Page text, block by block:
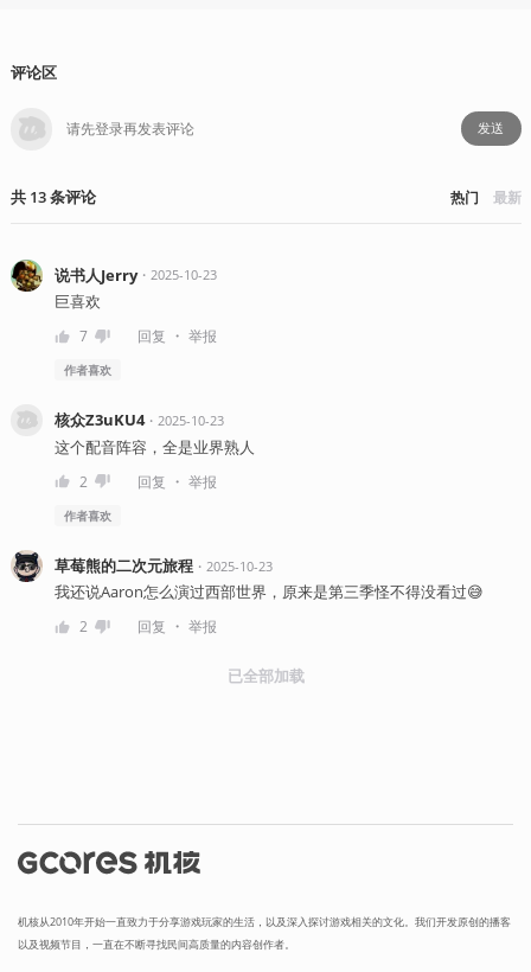
评论区
发送
共 13条评论 热门 最新
说书人Jerry・ 2025-10-23
巨喜欢
7 回复 ・ 举报
作者喜欢
核众Z3uKU4・ 2025-10-23
这个配音阵容，全是业界熟人
2 回复 ・ 举报
作者喜欢
草莓熊的二次元旅程・ 2025-10-23
我还说Aaron怎么演过西部世界，原来是第三季怪不得没看过😅
2 回复 ・ 举报
已全部加载
机核从2010年开始一直致力于分享游戏玩家的生活，以及深入探讨游戏相关的文化。我们开发原创的播客
以及视频节目，一直在不断寻找民间高质量的内容创作者。